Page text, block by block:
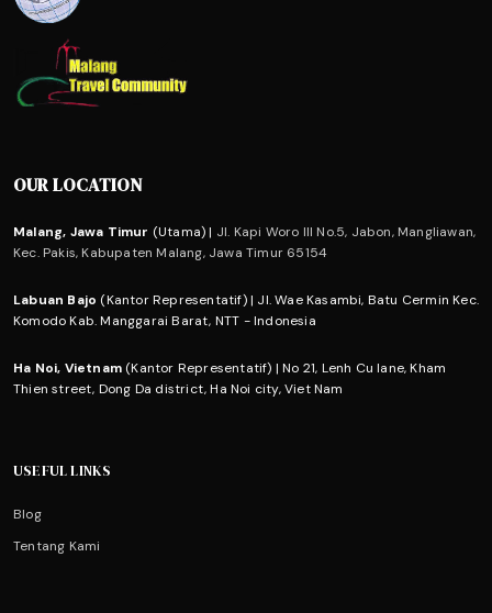
OUR LOCATION
Malang, Jawa Timur (Utama) | Jl. Kapi Woro III No.5, Jabon, Mangliawan,
Kec. Pakis, Kabupaten Malang, Jawa Timur 65154
Labuan Bajo (Kantor Representatif) | Jl. Wae Kasambi, Batu Cermin Kec.
Komodo Kab. Manggarai Barat, NTT - Indonesia
Ha Noi, Vietnam (Kantor Representatif) | No 21, Lenh Cu lane, Kham
Thien street, Dong Da district, Ha Noi city, Viet Nam
USEFUL LINKS
Blog
Tentang Kami